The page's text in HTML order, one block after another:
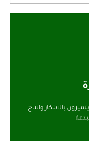
بالابتكار وانتاج